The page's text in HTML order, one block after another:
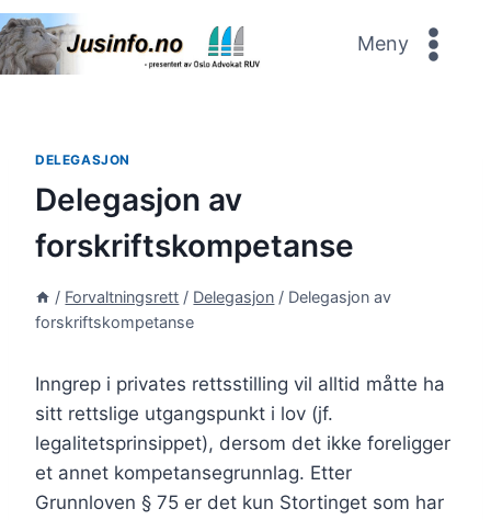
Skip
to
content
Meny
DELEGASJON
Delegasjon av
forskriftskompetanse
/ Forvaltningsrett / Delegasjon / Delegasjon av
forskriftskompetanse
Inngrep i privates rettsstilling vil alltid måtte ha
sitt rettslige utgangspunkt i lov (jf.
legalitetsprinsippet), dersom det ikke foreligger
et annet kompetansegrunnlag. Etter
Grunnloven § 75 er det kun Stortinget som har